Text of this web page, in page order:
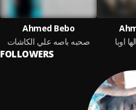
Ahmed Bebo
صحبه باصه علي الكاشات
اوبا
FOLLOWERS